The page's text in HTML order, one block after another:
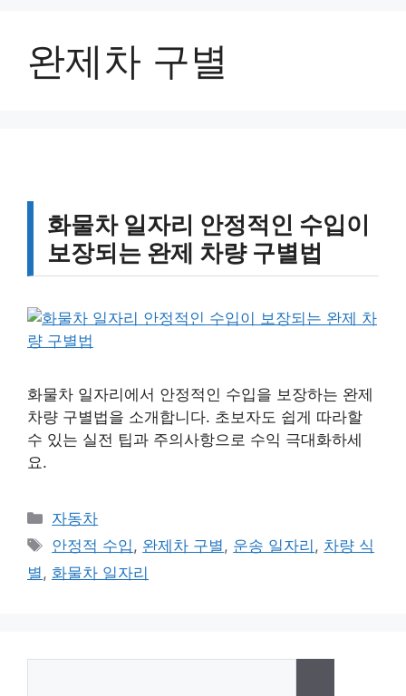
완제차 구별
화물차 일자리 안정적인 수입이
보장되는 완제 차량 구별법
화물차 일자리에서 안정적인 수입을 보장하는 완제
차량 구별법을 소개합니다. 초보자도 쉽게 따라할
수 있는 실전 팁과 주의사항으로 수익 극대화하세
요.
카
테
리
자동차
태
그
안정적 수입, 완제차 구별, 운송 일자리 , 차량 식
별, 화물차 일자리